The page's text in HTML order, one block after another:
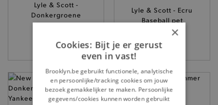
Lyle & Scott -
Donkergroene
Baseball pet
Lyle & Scott - Ecru
Baseball pet
25,95×
Cookies: Bijt je er gerust
even in vast!
Brooklyn.be gebruikt functionele, analytische
en persoonlijke/tracking cookies om jouw
bezoek gemakkelijker te maken. Persoonlijke
gegevens/cookies kunnen worden gebruikt